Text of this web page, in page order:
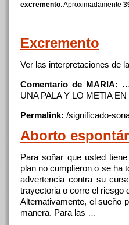
excremento. Aproximadamente
Excremento
Ver las interpretaciones de
Comentario de MARIA:
UNA PALA Y LO METIA
Permalink: /significado-
Aborto
Parasoñar que usted
plan no cumplieron o se ha
advertencia contra su
trayectoria o corre el riesgo
Alternativamente, el sueño
manera. Para las …